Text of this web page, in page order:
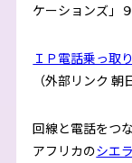
ケーションズ」
ＩＰ電話乗っ取
（外部リンク 朝
回線と電話をつ
アフリカのシエ